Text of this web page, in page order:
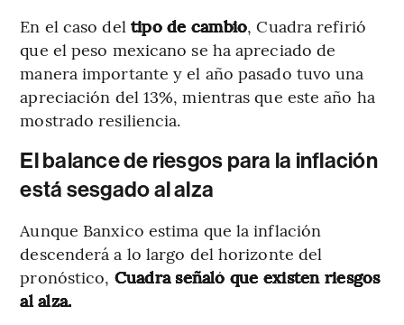
En el caso del tipo de cambio, Cuadra refirió
que el peso mexicano se ha apreciado de
manera importante y el año pasado tuvo una
apreciación del 13%, mientras que este año ha
mostrado resiliencia.
El balance de riesgos para la inflación
está sesgado al alza
Aunque Banxico estima que la inflación
descenderá a lo largo del horizonte del
pronóstico, Cuadra señaló que existen riesgos
al alza.